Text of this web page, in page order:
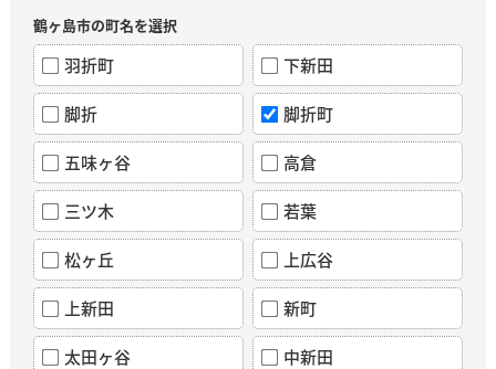
鶴ヶ島市の町名を選択
羽折町 下新田
脚折 脚折町
五味ヶ谷 高倉
三ツ木 若葉
松ヶ丘 上広谷
上新田 新町
太田ヶ谷 中新田